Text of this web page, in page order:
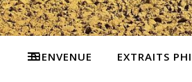
BIENVENUE EXTRAITS